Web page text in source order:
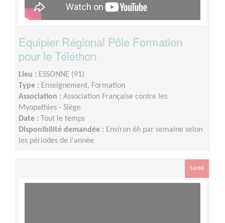
Equipier Régional Pôle Formation
pour le Téléthon
Lieu : ESSONNE (91)
Type : Enseignement, Formation
Association : Association Française contre les
Myopathies - Siège
Date :
Tout le temps
Disponibilité demandée : Environ 6h par semaine selon
les périodes de l'année
Santé